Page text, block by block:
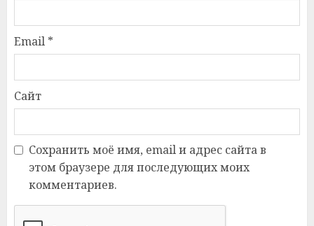
Email *
Сайт
Сохранить моё имя, email и адрес сайта в
этом браузере для последующих моих
комментариев.